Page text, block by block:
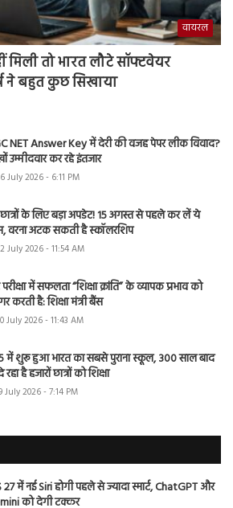
वायरल
मिली तो भारत लौटे सॉफ्टवेयर
ने बहुत कुछ सिखाया
NET Answer Key में देरी की वजह पेपर लीक विवाद?
उम्मीदवार कर रहे इंतजार
July 2026 - 6:11 PM
के लिए बड़ा अपडेट! 15 अगस्त से पहले कर लें ये
वरना अटक सकती है स्कॉलरशिप
July 2026 - 11:54 AM
में सफलता “शिक्षा क्रांति” के व्यापक प्रभाव को
करती है: शिक्षा मंत्री बैंस
July 2026 - 11:43 AM
में शुरू हुआ भारत का सबसे पुराना स्कूल, 300 साल बाद
रहा है हजारों छात्रों को शिक्षा
July 2026 - 7:14 PM
27 में नई Siri होगी पहले से ज्यादा स्मार्ट, ChatGPT और
को देगी टक्कर